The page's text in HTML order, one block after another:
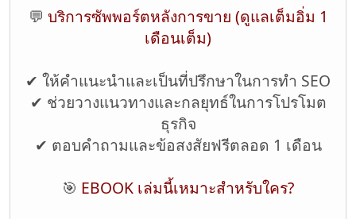
💬 บริการซัพพอร์ตหลังการขาย (ดูแลเต็มอิ่ม 1
เดือนเต็ม)
✔ ให้คำแนะนำและเป็นที่ปรึกษาในการทำ SEO
✔ ช่วยวางแนวทางและกลยุทธ์ในการโปรโมต
ธุรกิจ
✔ ตอบคำถามและข้อสงสัยฟรีตลอด 1 เดือน
🎯 EBOOK เล่มนี้เหมาะสำหรับใคร?